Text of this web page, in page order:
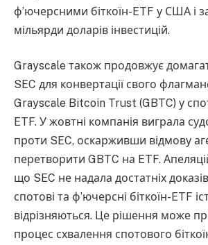
ф’ючерсними біткоїн-ETF у США і
мільярди доларів інвестицій.
Grayscale також продовжує
SEC для конвертації свого
Grayscale Bitcoin Trust (GBTC) у
ETF. У жовтні компанія виграла
проти SEC, оскарживши відмову
перетворити GBTC на ETF.
що SEC не надала достатніх
спотові та ф’ючерсні біткоїн-ETF
відрізняються. Це рішення може
процес схвалення спотового